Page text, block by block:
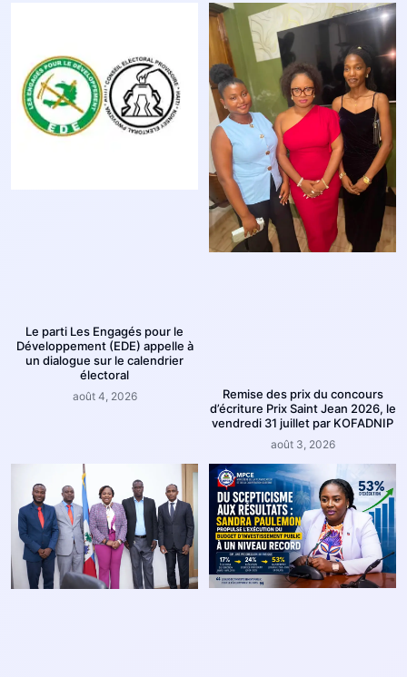
Le parti Les Engagés pour le
Développement (EDE) appelle à
un dialogue sur le calendrier
électoral
août 4, 2026
Remise des prix du concours
d’écriture Prix Saint Jean 2026, le
vendredi 31 juillet par KOFADNIP
août 3, 2026